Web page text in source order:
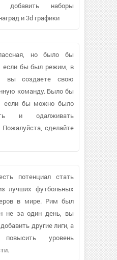
добавить наборы
и 3d графики
но было бы
если бы был режим, в
вы создаете свою
команду. Было бы
если бы можно было
и одалживать
Пожалуйста, сделайте
потенциал стать
лучших футбольных
в мире. Рим был
не за один день, вы
другие лиги, а
уровень